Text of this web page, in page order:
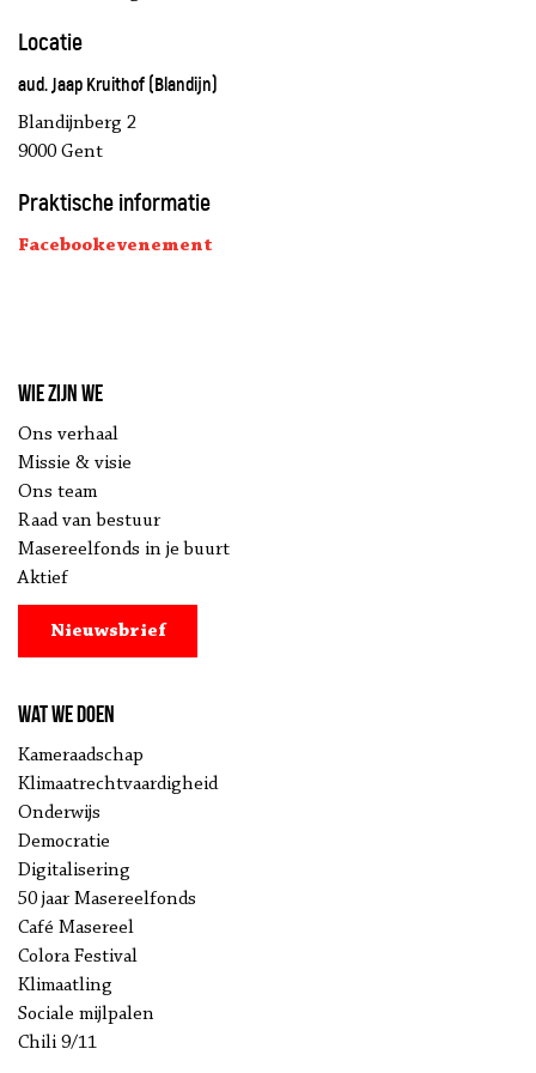
Locatie
aud. Jaap Kruithof (Blandijn)
Blandijnberg 2
9000 Gent
Praktische informatie
Facebookevenement
Wie zijn we
Ons verhaal
Missie & visie
Ons team
Raad van bestuur
Masereelfonds in je buurt
Aktief
Nieuwsbrief
Wat we doen
Kameraadschap
Klimaatrechtvaardigheid
Onderwijs
Democratie
Digitalisering
50 jaar Masereelfonds
Café Masereel
Colora Festival
Klimaatling
Sociale mijlpalen
Chili 9/11